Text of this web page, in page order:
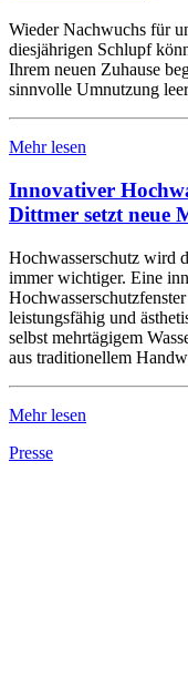
Wieder Nachwuchs für
diesjährigen Schlupf
Ihrem neuen Zuhause
sinnvolle Umnutzung
Mehr lesen
Innovativer
Dittmer setzt neue
Hochwasserschutz wird
immer wichtiger. Eine
leistungsfähig und
selbst mehrtägigem
aus traditionellem
Mehr lesen
Presse